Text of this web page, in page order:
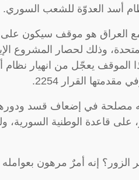
أسد العدوّة للشعب السوري.
مع العراق هو موقف سيكون على
وذلك لحصار المشروع
يعجّل من انهيار نظام
القرار 2254.
مصلحة في إضعاف قسد
على قاعدة الوطنية
إنه أمرٌ مرهون بعوامله